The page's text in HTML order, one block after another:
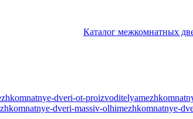
Каталог межкомнатных
dveri-ot-proizvoditelya
dveri-massiv-olhimezhkomnatnye-